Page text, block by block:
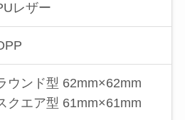
レザー
ウンド型 62mm×62mm
クエア型 61mm×61mm